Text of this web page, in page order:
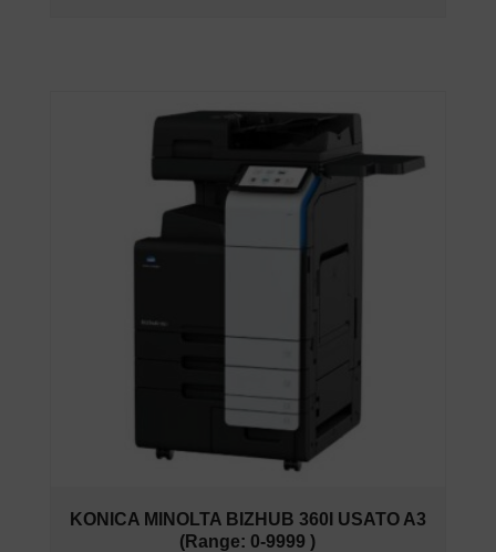
KONICA MINOLTA BIZHUB 360I USATO A3
(Range: 0-9999 )